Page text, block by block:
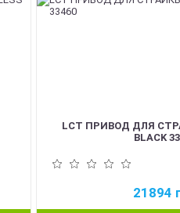
LCT ПРИВОД ДЛЯ
BLACK
21894